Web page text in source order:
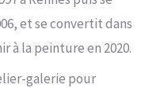
et se convertit dans
à la peinture en 2020.
galerie pour